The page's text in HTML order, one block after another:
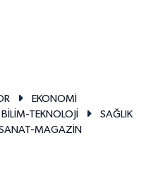
EKONOMİ
BİLİM-TEKNOLOJİ
SAĞLIK
SANAT-MAGAZİN